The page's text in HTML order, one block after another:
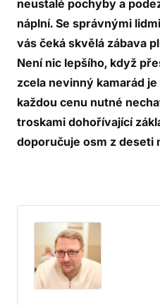
neustalé pochyby a
náplní. Se správnými
vás čeká skvělá zábava
Není nic lepšího, když
zcela nevinný kamarád
každou cenu nutné
troskami dohořívající
doporučuje osm z deseti